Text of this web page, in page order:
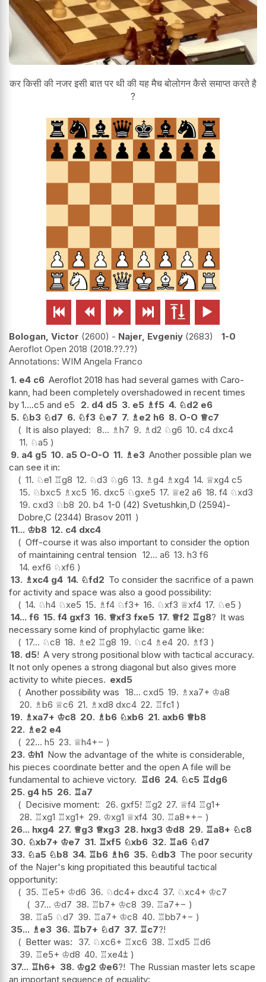
कर किसी की नजर इसी बात पर थी की यह मैच बोलोगन कैसे समाप्त करते है
?
     
Bologan, Victor 2600 - Najer, Evgeniy 2683
1-0
Aeroflot Open 2018 2018.??.??
WIM Angela Franco
1. e4 c6 Aeroflot 2018 has had several games with Caro-
kann, had been completely overshadowed in recent times
by 1....c5 and e5
2. d4 d5 3. e5 ♗f5 4. ♘d2 e6
5. ♘b3 ♘d7 6. ♘f3 ♘e7 7. ♗e2 h6 8. O-O ♕c7
It is also played: 8... ♗h7 9. ♗d2 ♘g6 10. c4 dxc4
11. ♘a5
9. a4 g5 10. a5 O-O-O 11. ♗e3 Another possible plan we
can see it in:
11. ♘e1 ♖g8 12. ♘d3 ♘g6 13. ♗g4 ♗xg4 14. ♕xg4 c5
15. ♘bxc5 ♗xc5 16. dxc5 ♘gxe5 17. ♕e2 a6 18. f4 ♘xd3
19. cxd3 ♘b8 20. b4 1-0 (42) Svetushkin,D (2594)-
Dobre,C (2344) Brasov 2011
11... ♔b8 12. c4 dxc4
Off-course it was also important to consider the option
of maintaining central tension 12... a6 13. h3 f6
14. exf6 ♘xf6
13. ♗xc4 g4 14. ♘fd2 To consider the sacrifice of a pawn
for activity and space was also a good possibility:
14. ♘h4 ♘xe5 15. ♗f4 ♘f3+ 16. ♘xf3 ♕xf4 17. ♘e5
14... f6 15. f4 gxf3 16. ♕xf3 fxe5 17. ♕f2 ♖g8? It was
necessary some kind of prophylactic game like:
17... ♘c8 18. ♗e2 ♖g8 19. ♘c4 ♗e4 20. ♗f3
18. d5! A very strong positional blow with tactical accuracy.
It not only openes a strong diagonal but also gives more
activity to white pieces. exd5
Another possibility was 18... cxd5 19. ♗xa7+ ♔a8
20. ♗b6 ♕c6 21. ♗xd8 dxc4 22. ♖fc1
19. ♗xa7+ ♔c8 20. ♗b6 ♘xb6 21. axb6 ♕b8
22. ♗e2 e4
22... h5 23. ♕h4+−
23. ♔h1 Now the advantage of the white is considerable,
his pieces coordinate better and the open A file will be
fundamental to achieve victory. ♖d6 24. ♘c5 ♖dg6
25. g4 h5 26. ♖a7
Decisive moment: 26. gxf5! ♖g2 27. ♕f4 ♖g1+
28. ♖xg1 ♖xg1+ 29. ♔xg1 ♕xf4 30. ♖a8++−
26... hxg4 27. ♕g3 ♕xg3 28. hxg3 ♔d8 29. ♖a8+ ♘c8
30. ♘xb7+ ♔e7 31. ♖xf5 ♘xb6 32. ♖a6 ♘d7
33. ♘a5 ♘b8 34. ♖b6 ♗h6 35. ♘db3 The poor security
of the Najer's king propitiated this beautiful tactical
opportunity:
35. ♖e5+ ♔d6 36. ♘dc4+ dxc4 37. ♘xc4+ ♔c7
37... ♔d7 38. ♖b7+ ♔c8 39. ♖a7+−
38. ♖a5 ♘d7 39. ♖a7+ ♔c8 40. ♖bb7+−
35... ♗e3 36. ♖b7+ ♘d7 37. ♖c7?!
Better was:
37. ♘xc6+ ♖xc6 38. ♖xd5 ♖d6
39. ♖e5+ ♔d8 40. ♖xe4⩲
37... ♖h6+ 38. ♔g2 ♔e6?! The Russian master lets scape
an important sequence of equality: